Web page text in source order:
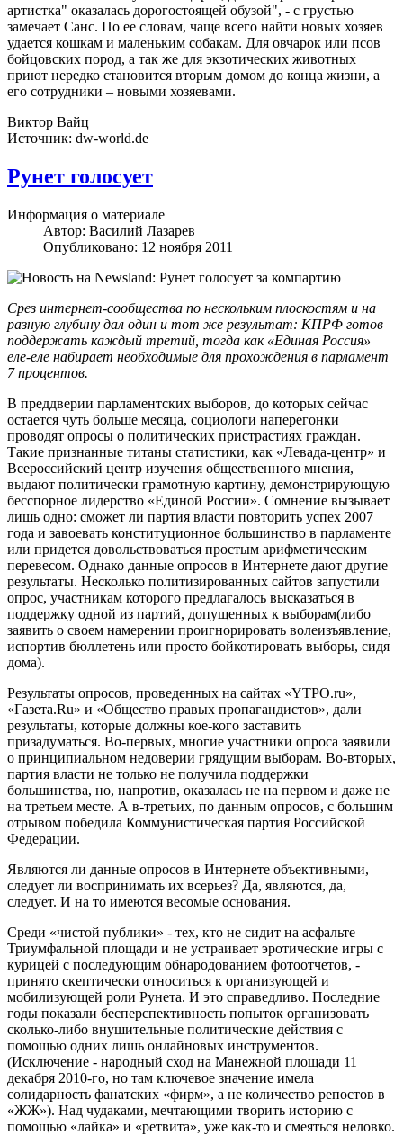
артистка" оказалась дорогостоящей обузой", - с грустью
замечает Санс. По ее словам, чаще всего найти новых хозяев
удается кошкам и маленьким собакам. Для овчарок или псов
бойцовских пород, а так же для экзотических животных
приют нередко становится вторым домом до конца жизни, а
его сотрудники – новыми хозяевами.
Виктор Вайц
Источник: dw-world.de
Рунет голосует
Информация о материале
Автор: Василий Лазарев
Опубликовано: 12 ноября 2011
Срез интернет-сообщества по нескольким плоскостям и на
разную глубину дал один и тот же результaт: КПРФ готов
поддержать каждый третий, тогда как «Единая Россия»
еле-еле набирает необходимые для прохождения в парламент
7 процентов.
В преддверии парламентских выборов, до которых сейчас
остается чуть больше месяца, социологи наперегонки
проводят опросы о политических пристрастиях граждан.
Такие признанные титаны статистики, как «Левада-центр» и
Всероссийский центр изучения общественного мнения,
выдают политически грамотную картину, демонстрирующую
бесспорное лидерство «Единой России». Сомнение вызывает
лишь одно: сможет ли партия власти повторить успех 2007
года и завоевать конституционное большинство в парламенте
или придется довольствоваться простым арифметическим
перевесом. Однако данные опросов в Интернете дают другие
результаты. Несколько политизированных сайтов запустили
опрос, участникам которого предлагалось высказаться в
поддержку одной из партий, допущенных к выборам(либо
заявить о своем намерении проигнорировать волеизъявление,
испортив бюллетень или просто бойкотировать выборы, сидя
дома).
Результаты опросов, проведенных на сайтах «YTPO.ru»,
«Газета.Ru» и «Общество правых пропагандистов», дали
результаты, которые должны кое-кого заставить
призадуматься. Во-первых, многие участники опроса заявили
о принципиальном недоверии грядущим выборам. Во-вторых,
партия власти не только не получила поддержки
большинства, но, напротив, оказалась не на первом и даже не
на третьем месте. А в-третьих, по данным опросов, с большим
отрывом победила Коммунистическая партия Российской
Федерации.
Являются ли данные опросов в Интернете объективными,
следует ли воспринимать их всерьез? Да, являются, да,
следует. И на то имеются весомые основания.
Среди «чистой публики» - тех, кто не сидит на асфальте
Триумфальной площади и не устраивает эротические игры с
курицей с последующим обнародованием фотоотчетов, -
принято скептически относиться к организующей и
мобилизующей роли Рунета. И это справедливо. Последние
годы показали бесперспективность попыток организовать
сколько-либо внушительные политические действия с
помощью одних лишь онлайновых инструментов.
(Исключение - народный сход на Манежной площади 11
декабря 2010-го, но там ключевое значение имела
солидарность фанатских «фирм», а не количество репостов в
«ЖЖ»). Над чудаками, мечтающими творить историю с
помощью «лайка» и «ретвита», уже как-то и смеяться неловко.